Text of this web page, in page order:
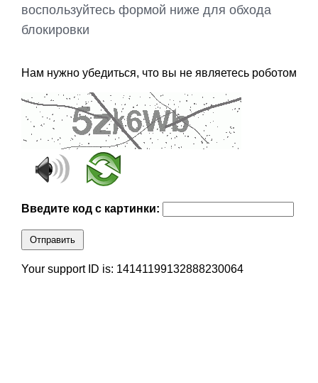
воспользуйтесь формой ниже для обхода
блокировки
Нам нужно убедиться, что вы не являетесь роботом
Введите код с картинки:
Отправить
Your support ID is: 14141199132888230064